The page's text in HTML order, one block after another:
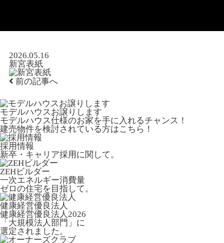
2026.05.16
新宮表紙
前の記事へ
モデルハウスお譲りします
モデルハウス仕様のお家を手に入れるチャンス！
建売物件を検討されている方はこちら！
採用情報
新卒・キャリア採用に関して。
ZEHビルダー
一次エネルギー消費量
ゼロの住宅を目指して。
健康経営優良法人
健康経営優良法人2026
「大規模法人部門」に
選定されました。